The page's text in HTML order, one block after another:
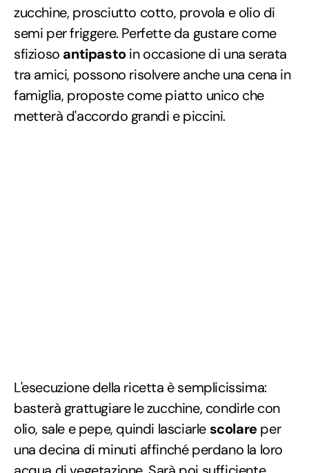
zucchine, prosciutto cotto, provola e olio di
semi per friggere. Perfette da gustare come
sfizioso antipastoin occasione di una serata
tra amici, possono risolvere anche una cena in
famiglia, proposte come piatto unico che
metterà d'accordo grandi e piccini.
L'esecuzione della ricetta è semplicissima:
basterà grattugiare le zucchine, condirle con
olio, sale e pepe, quindi lasciarle scolareper
una decina di minuti affinché perdano la loro